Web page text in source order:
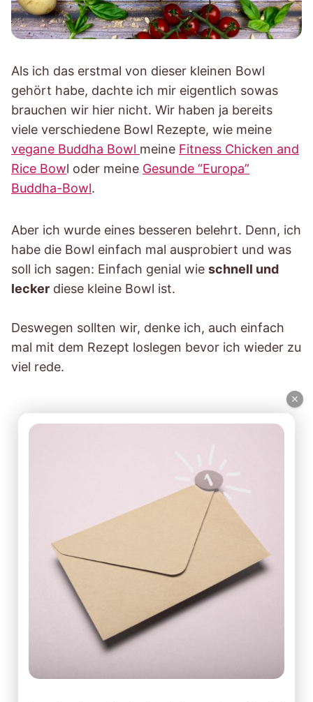
Als ich das erstmal von dieser kleinen Bowl
gehört habe, dachte ich mir eigentlich sowas
brauchen wir hier nicht. Wir haben ja bereits
viele verschiedene Bowl Rezepte, wie meine
vegane Buddha Bowl meine Fitness Chicken and
Rice Bowl oder meine Gesunde “Europa”
Buddha-Bowl.
Aber ich wurde eines besseren belehrt. Denn, ich
habe die Bowl einfach mal ausprobiert und was
soll ich sagen: Einfach genial wie schnell und
lecker diese kleine Bowl ist.
Deswegen sollten wir, denke ich, auch einfach
mal mit dem Rezept loslegen bevor ich wieder zu
viel rede.
×